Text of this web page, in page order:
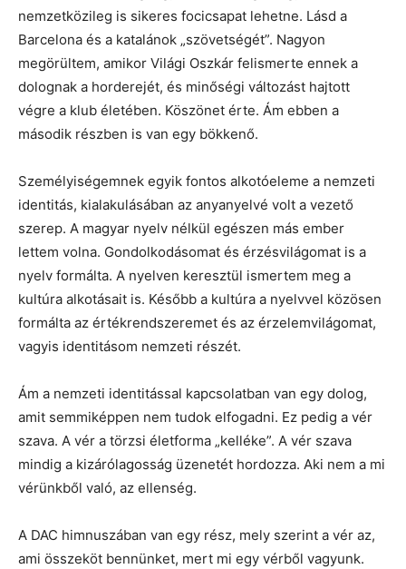
nemzetközileg is sikeres focicsapat lehetne. Lásd a
Barcelona és a katalánok „szövetségét”. Nagyon
megörültem, amikor Világi Oszkár felismerte ennek a
dolognak a horderejét, és minőségi változást hajtott
végre a klub életében. Köszönet érte. Ám ebben a
második részben is van egy bökkenő.
Személyiségemnek egyik fontos alkotóeleme a nemzeti
identitás, kialakulásában az anyanyelvé volt a vezető
szerep. A magyar nyelv nélkül egészen más ember
lettem volna. Gondolkodásomat és érzésvilágomat is a
nyelv formálta. A nyelven keresztül ismertem meg a
kultúra alkotásait is. Később a kultúra a nyelvvel közösen
formálta az értékrendszeremet és az érzelemvilágomat,
vagyis identitásom nemzeti részét.
Ám a nemzeti identitással kapcsolatban van egy dolog,
amit semmiképpen nem tudok elfogadni. Ez pedig a vér
szava. A vér a törzsi életforma „kelléke”. A vér szava
mindig a kizárólagosság üzenetét hordozza. Aki nem a mi
vérünkből való, az ellenség.
A DAC himnuszában van egy rész, mely szerint a vér az,
ami összeköt bennünket, mert mi egy vérből vagyunk.